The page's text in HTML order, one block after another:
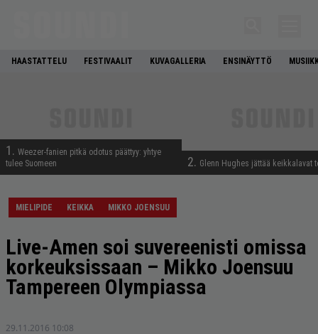
HAASTATTELU FESTIVAALIT KUVAGALLERIA ENSINÄYTTÖ
1. Weezer-fanien pitkä odotus päättyy: yhtye
tulee Suomeen
2. Glenn Hughes jättää keikkalavat
MIELIPIDE KEIKKA MIKKO JOENSUU
Live-Amen soi suvereenisti omissa
korkeuksissaan – Mikko Joensuu
Tampereen Olympiassa
29.11.2016 10:08